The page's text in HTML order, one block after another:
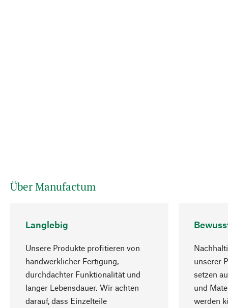
Über Manufactum
Langlebig
Unsere Produkte profitieren von
handwerklicher Fertigung,
durchdachter Funktionalität und
langer Lebensdauer. Wir achten
darauf, dass Einzelteile
unserer
setzen
und
werden